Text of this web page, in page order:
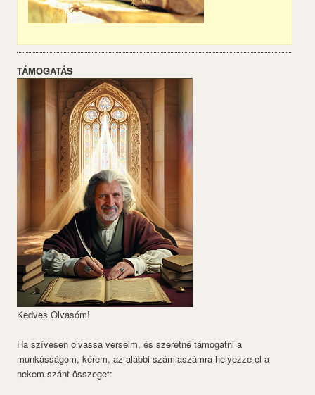
TÁMOGATÁS
Kedves Olvasóm!
Ha szívesen olvassa verseim, és szeretné támogatni a
munkásságom, kérem, az alábbi számlaszámra helyezze el a
nekem szánt összeget: